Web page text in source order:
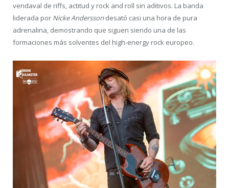
vendaval de riffs, actitud y rock and roll sin aditivos. La banda
liderada por Nicke Andersson desató casi una hora de pura
adrenalina, demostrando que siguen siendo una de las
formaciones más solventes del high-energy rock europeo.